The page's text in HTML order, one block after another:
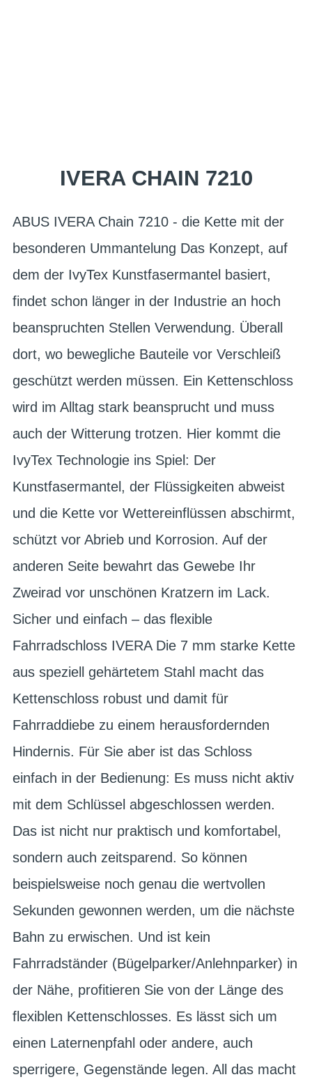
IVERA CHAIN 7210
ABUS IVERA Chain 7210 - die Kette mit der
besonderen Ummantelung Das Konzept, auf
dem der IvyTex Kunstfasermantel basiert,
findet schon länger in der Industrie an hoch
beanspruchten Stellen Verwendung. Überall
dort, wo bewegliche Bauteile vor Verschleiß
geschützt werden müssen. Ein Kettenschloss
wird im Alltag stark beansprucht und muss
auch der Witterung trotzen. Hier kommt die
IvyTex Technologie ins Spiel: Der
Kunstfasermantel, der Flüssigkeiten abweist
und die Kette vor Wettereinflüssen abschirmt,
schützt vor Abrieb und Korrosion. Auf der
anderen Seite bewahrt das Gewebe Ihr
Zweirad vor unschönen Kratzern im Lack.
Sicher und einfach – das flexible
Fahrradschloss IVERA Die 7 mm starke Kette
aus speziell gehärtetem Stahl macht das
Kettenschloss robust und damit für
Fahrraddiebe zu einem herausfordernden
Hindernis. Für Sie aber ist das Schloss
einfach in der Bedienung: Es muss nicht aktiv
mit dem Schlüssel abgeschlossen werden.
Das ist nicht nur praktisch und komfortabel,
sondern auch zeitsparend. So können
beispielsweise noch genau die wertvollen
Sekunden gewonnen werden, um die nächste
Bahn zu erwischen. Und ist kein
Fahrradständer (Bügelparker/Anlehnparker) in
der Nähe, profitieren Sie von der Länge des
flexiblen Kettenschlosses. Es lässt sich um
einen Laternenpfahl oder andere, auch
sperrigere, Gegenstände legen. All das macht